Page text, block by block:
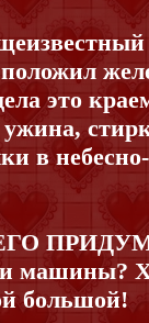
это
в
машины?
большой!